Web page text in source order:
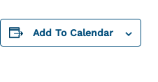
Add To Calendar